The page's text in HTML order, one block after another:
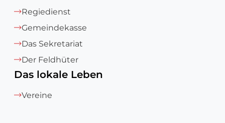
Regiedienst
Gemeindekasse
Das Sekretariat
Der Feldhüter
Das lokale Leben
Vereine